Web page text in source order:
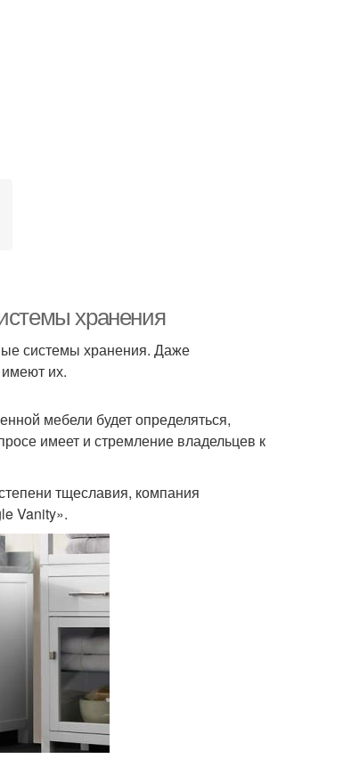
хранения
системы хранения. Даже
их.
мебели будет определяться,
имеет и стремление владельцев к
тщеславия, компания
Vanity».